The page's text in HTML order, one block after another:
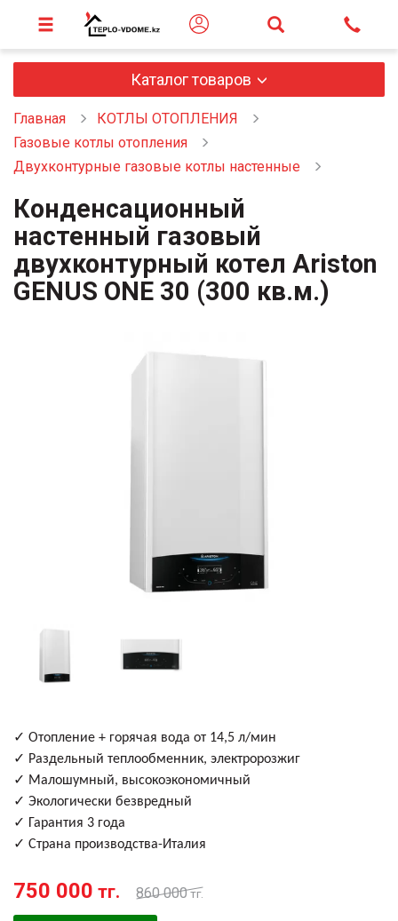
Каталог товаров
Главная
КОТЛЫ ОТОПЛЕНИЯ
Газовые котлы отопления
Двухконтурные газовые котлы настенные
Конденсационный
настенный газовый
двухконтурный котел Ariston
GENUS ONE 30 (300 кв.м.)
✓ Отопление + горячая вода от 14,5 л/мин
✓ Раздельный теплообменник, электророзжиг
✓ Малошумный, высокоэкономичный
✓ Экологически безвредный
✓ Гарантия 3 года
✓ Страна производства-Италия
750 000 тг. 860 000тг.